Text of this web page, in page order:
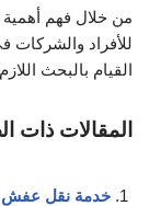
من خلال فهم أهمية
للأفراد والشركات
القيام بالبحث
المقالات ذات
خدمة نقل عفش: